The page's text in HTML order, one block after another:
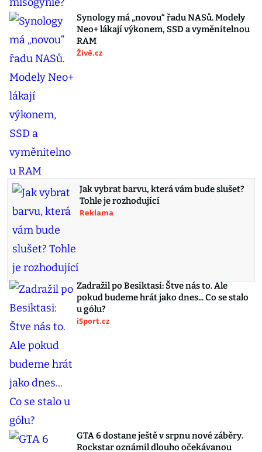
Synology má „novou“ řadu NASů. Modely
Neo+ lákají výkonem, SSD a vyměnitelnou
RAM
Živě.cz
Jak vybrat barvu, která vám bude slušet?
Tohle je rozhodující
Reklama
Zadražil po Besiktasi: Štve nás to. Ale
pokud budeme hrát jako dnes... Co se stalo
u gólu?
iSport.cz
GTA 6 dostane ještě v srpnu nové záběry.
Rockstar oznámil dlouho očekávanou